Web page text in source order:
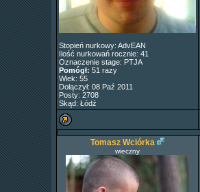
Stopień nurkowy: AdvEAN
Ilość nurkowań rocznie: 41
Oznaczenie stage: PTJA
Pomógł: 51 razy
Wiek: 55
Dołączył: 08 Paź 2011
Posty: 2708
Skąd: Łódź
Tomasz Wciórka
wieczny